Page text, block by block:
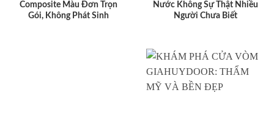
Composite Màu Đơn Trọn
Gói, Không Phát Sinh
Nước Không Sự Thật Nhiều
Người Chưa Biết